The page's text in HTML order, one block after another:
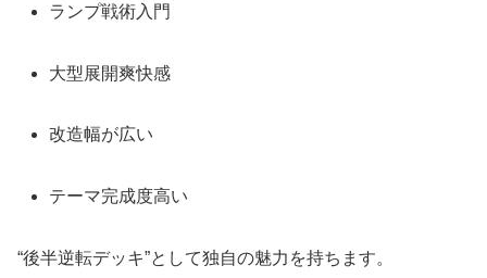
ランプ戦術入門
大型展開爽快感
改造幅が広い
テーマ完成度高い
“後半逆転デッキ”として独自の魅力を持ちます。